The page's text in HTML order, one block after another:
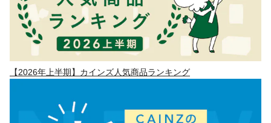
【2026年上半期】カインズ人気商品ランキング